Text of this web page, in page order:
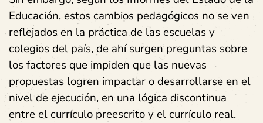
Educación, estos cambios pedagógicos no se ven
reflejados en la práctica de las escuelas y
colegios del país, de ahí surgen preguntas sobre
los factores que impiden que las nuevas
propuestas logren impactar o desarrollarse en el
nivel de ejecución, en una lógica discontinua
entre el currículo preescrito y el currículo real.